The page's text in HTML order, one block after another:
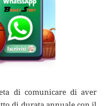
di comunicare di aver